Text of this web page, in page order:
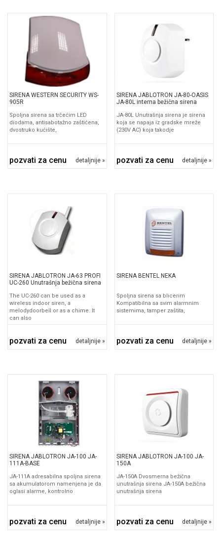
SIRENA WESTERN SECURITY WS-
905R
Spoljna sirena sa trčećim LED
diodama, antisabotažno zaštićena,
dvostruko kućište,
pozvati za cenu detaljnije »
SIRENA JABLOTRON JA-80-OASIS
JA-80L interna bežična sirena
JA-80L Unutrašnja sirena je sirena
koja se napaja iz gradske mreže
(230V AC) koja takodje
pozvati za cenu detaljnije »
SIRENA JABLOTRON JA-63 PROFI
UC-260 Unutrašnja bežična sirena
The UC-260 can be used as a
wireless indoor siren, a
melodydoorbell or as a chime. It
can also
pozvati za cenu detaljnije »
SIRENA BENTEL NEKA
Spoljna sirena sa blicerim
Kompatibilna sa svim alarmnim
sistemima, tamper zaštita,
pozvati za cenu detaljnije »
SIRENA JABLOTRON JA-100 JA-
111A-BASE
JA-111A adresabilna spoljna sirena
sa akumulatorom namenjena je da
oglasi alarme, kontrolno
pozvati za cenu detaljnije »
SIRENA JABLOTRON JA-100 JA-
150A
JA-150A Dvosmerna bežična
unutrašnja sirena JA-150A bežična
unutrašnja sirena
pozvati za cenu detaljnije »